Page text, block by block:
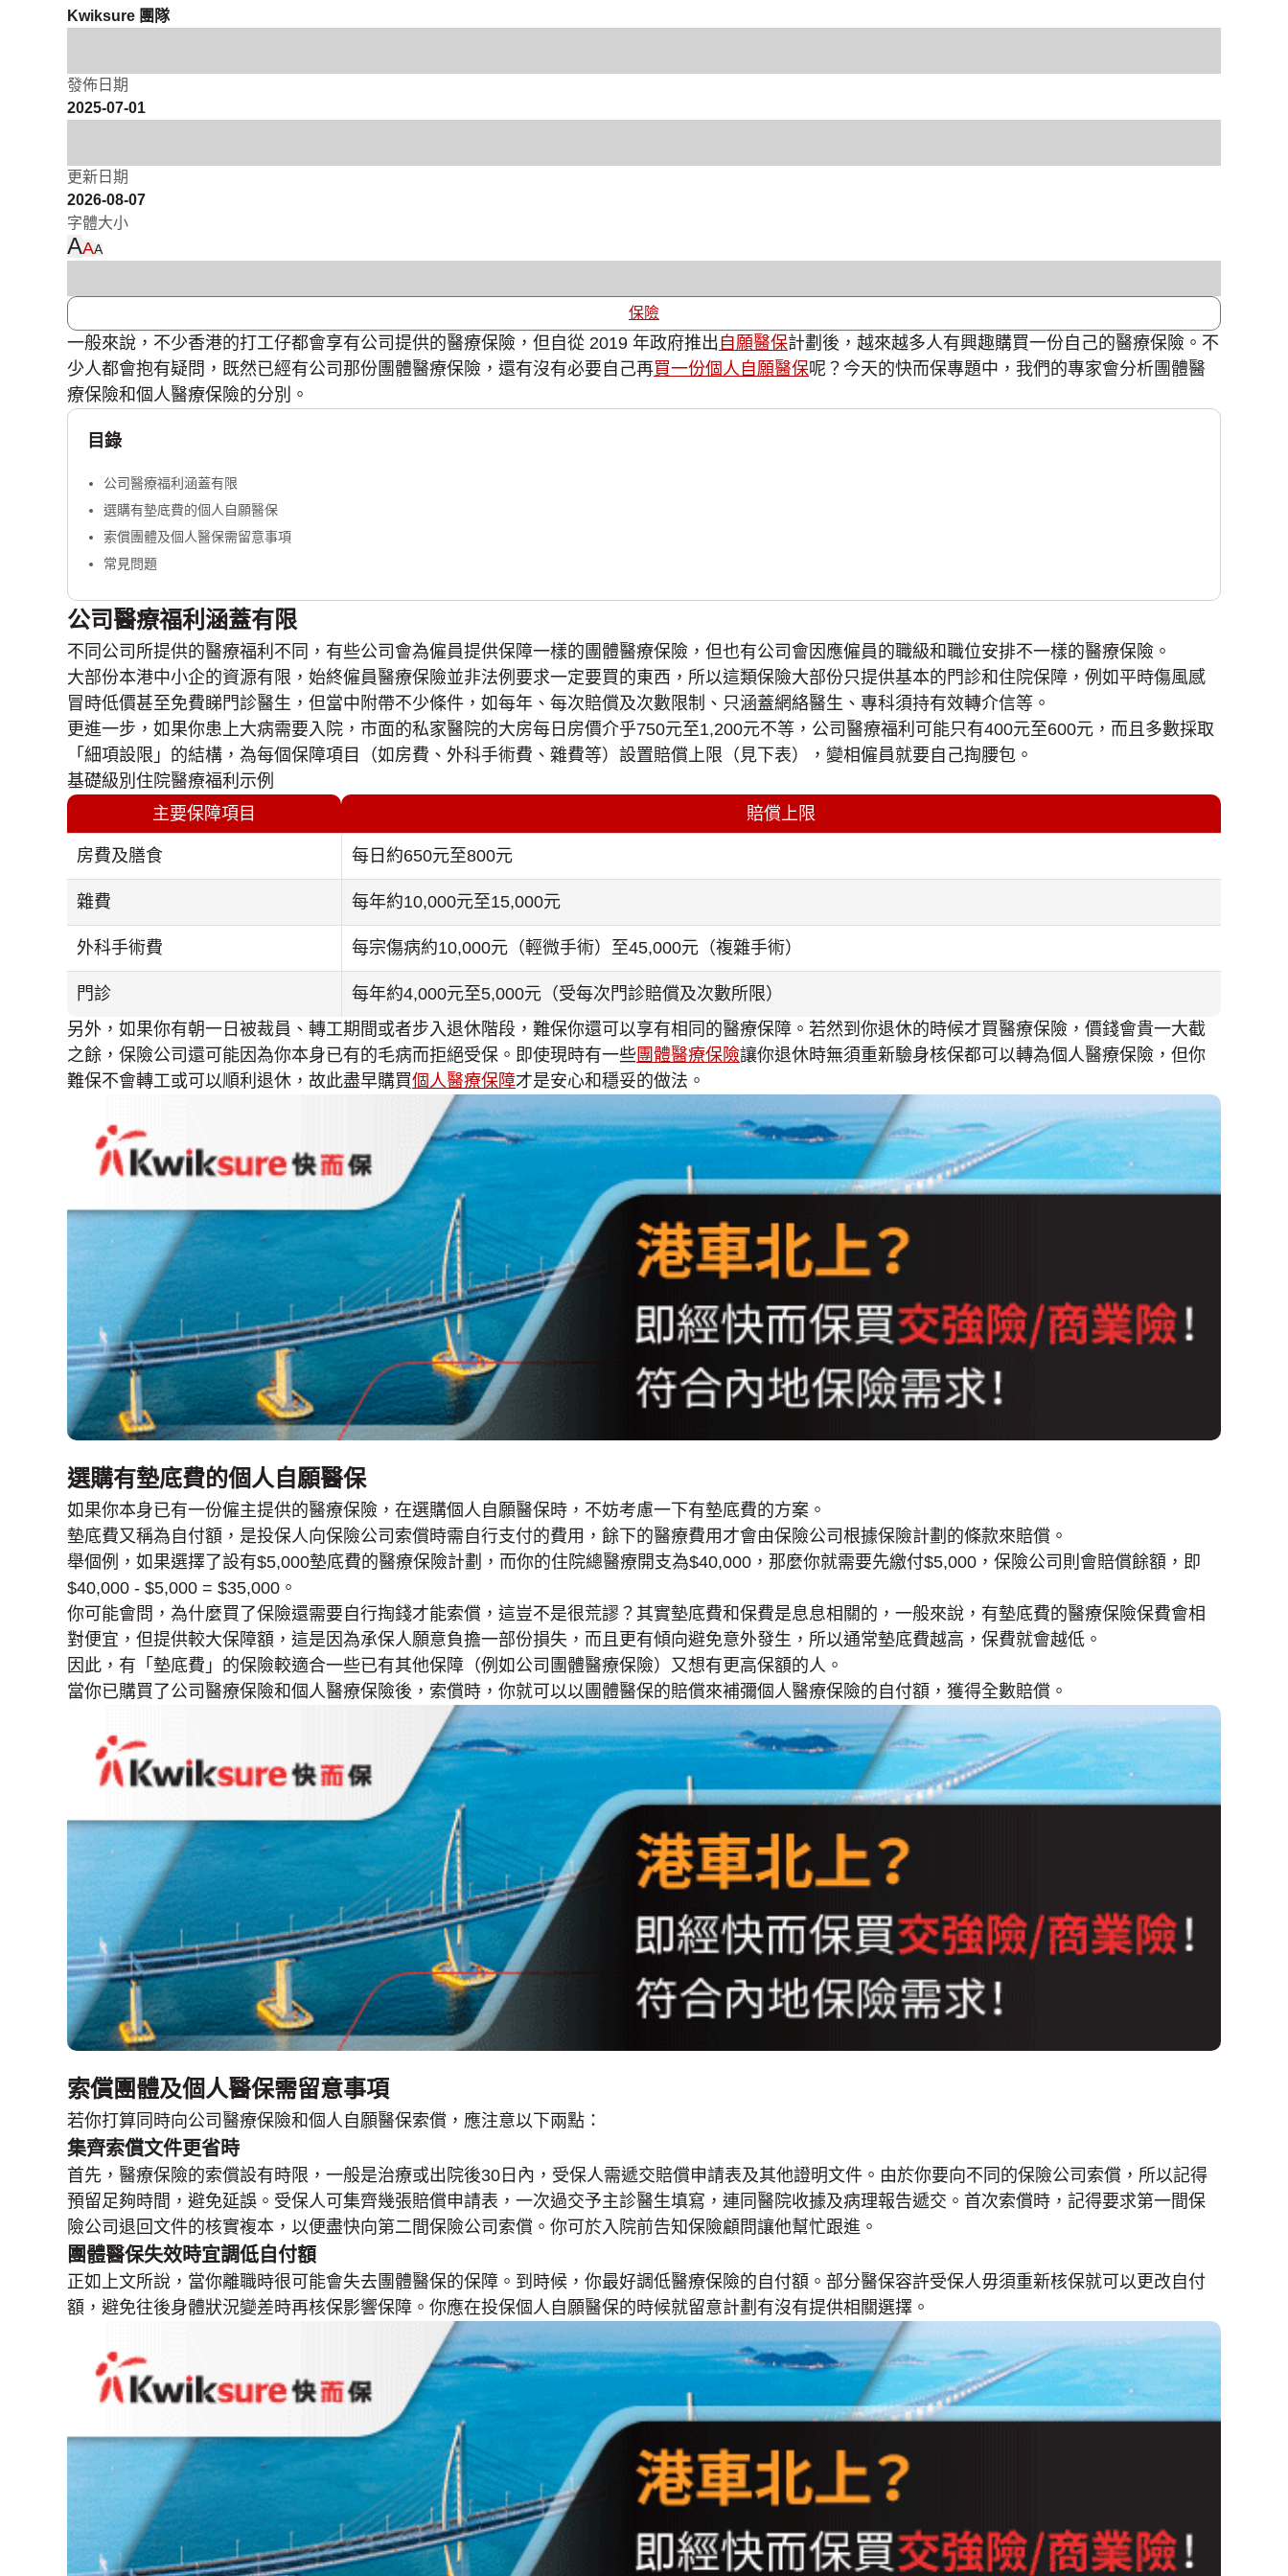
Kwiksure 團隊
發佈日期
2025-07-01
更新日期
2026-08-07
字體大小
AAA
保險
一般來說，不少香港的打工仔都會享有公司提供的醫療保險，但自從 2019 年政府推出 自願醫保計劃後，越來越多人有興趣購買一份自己的醫療保險。不
少人都會抱有疑問，既然已經有公司那份團體醫療保險，還有沒有必要自己再買一份個人自願醫保呢？今天的快而保專題中，我們的專家會分析團體醫
療保險和個人醫療保險的分別。
目錄
公司醫療福利涵蓋有限
選購有墊底費的個人自願醫保
索償團體及個人醫保需留意事項
常見問題
公司醫療福利涵蓋有限
不同公司所提供的醫療福利不同，有些公司會為僱員提供保障一樣的團體醫療保險，但也有公司會因應僱員的職級和職位安排不一樣的醫療保險。
大部份本港中小企的資源有限，始終僱員醫療保險並非法例要求一定要買的東西，所以這類保險大部份只提供基本的門診和住院保障，例如平時傷風感
冒時低價甚至免費睇門診醫生，但當中附帶不少條件，如每年、每次賠償及次數限制、只涵蓋網絡醫生、專科須持有效轉介信等。
更進一步，如果你患上大病需要入院，市面的私家醫院的大房每日房價介乎750元至1,200元不等，公司醫療福利可能只有400元至600元，而且多數採取
「細項設限」的結構，為每個保障項目（如房費、外科手術費、雜費等）設置賠償上限（見下表），變相僱員就要自己掏腰包。
基礎級別住院醫療福利示例
主要保障項目
賠償上限
房費及膳食 每日約650元至800元
雜費 每年約10,000元至15,000元
外科手術費 每宗傷病約10,000元（輕微手術）至45,000元（複雜手術）
門診
每年約4,000元至5,000元（受每次門診賠償及次數所限）
另外，如果你有朝一日被裁員、轉工期間或者步入退休階段，難保你還可以享有相同的醫療保障。若然到你退休的時候才買醫療保險，價錢會貴一大截
之餘，保險公司還可能因為你本身已有的毛病而拒絕受保。即使現時有一些 團體醫療保險讓你退休時無須重新驗身核保都可以轉為個人醫療保險，但你
難保不會轉工或可以順利退休，故此盡早購買個人醫療保障才是安心和穩妥的做法。
選購有墊底費的個人自願醫保
如果你本身已有一份僱主提供的醫療保險，在選購個人自願醫保時，不妨考慮一下有墊底費的方案。
墊底費又稱為自付額，是投保人向保險公司索償時需自行支付的費用，餘下的醫療費用才會由保險公司根據保險計劃的條款來賠償。
舉個例，如果選擇了設有$5,000墊底費的醫療保險計劃，而你的住院總醫療開支為$40,000，那麼你就需要先繳付$5,000，保險公司則會賠償餘額，即
$40,000 - $5,000 = $35,000。
你可能會問，為什麼買了保險還需要自行掏錢才能索償，這豈不是很荒謬？其實墊底費和保費是息息相關的，一般來說，有墊底費的醫療保險保費會相
對便宜，但提供較大保障額，這是因為承保人願意負擔一部份損失，而且更有傾向避免意外發生，所以通常墊底費越高，保費就會越低。
因此，有「墊底費」的保險較適合一些已有其他保障（例如公司團體醫療保險）又想有更高保額的人。
當你已購買了公司醫療保險和個人醫療保險後，索償時，你就可以以團體醫保的賠償來補彌個人醫療保險的自付額，獲得全數賠償。
索償團體及個人醫保需留意事項
若你打算同時向公司醫療保險和個人自願醫保索償，應注意以下兩點：
集齊索償文件更省時
首先，醫療保險的索償設有時限，一般是治療或出院後30日內，受保人需遞交賠償申請表及其他證明文件。由於你要向不同的保險公司索償，所以記得
預留足夠時間，避免延誤。受保人可集齊幾張賠償申請表，一次過交予主診醫生填寫，連同醫院收據及病理報告遞交。首次索償時，記得要求第一間保
險公司退回文件的核實複本，以便盡快向第二間保險公司索償。你可於入院前告知保險顧問讓他幫忙跟進。
團體醫保失效時宜調低自付額
正如上文所說，當你離職時很可能會失去團體醫保的保障。到時候，你最好調低醫療保險的自付額。部分醫保容許受保人毋須重新核保就可以更改自付
額，避免往後身體狀況變差時再核保影響保障。你應在投保個人自願醫保的時候就留意計劃有沒有提供相關選擇。